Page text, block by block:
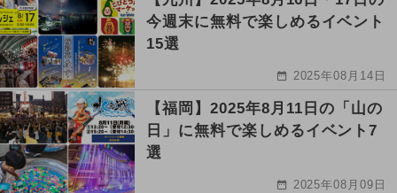
今週末に無料で楽しめるイベント
15選
2025年08月14日
【福岡】2025年8月11日の「山の
日」に無料で楽しめるイベント7
選
2025年08月09日